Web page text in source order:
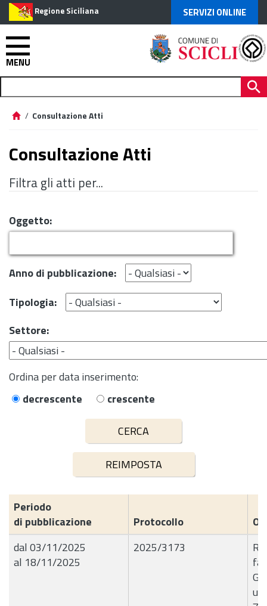
Regione Siciliana SERVIZI ONLINE
MENU
/ Consultazione Atti
Consultazione Atti
Filtra gli atti per...
Oggetto:
Anno di pubblicazione:
Tipologia:
Settore:
Ordina per data inserimento:
decrescente
crescente
Periodo
di pubblicazione
Protocollo
dal 03/11/2025
al 18/11/2025
2025/3173